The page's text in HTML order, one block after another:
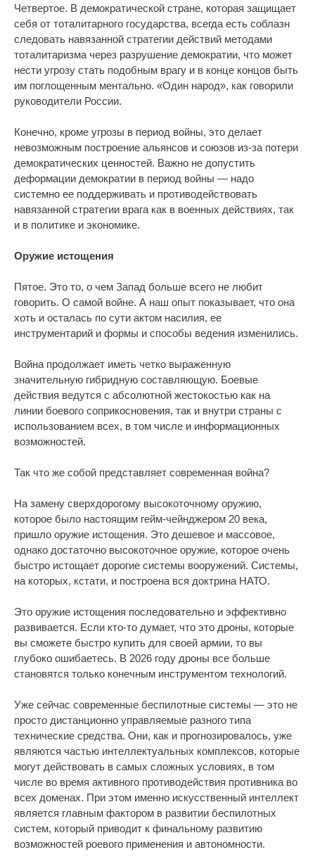
Четвертое. В демократической стране, которая защищает
себя от тоталитарного государства, всегда есть соблазн
следовать навязанной стратегии действий методами
тоталитаризма через разрушение демократии, что может
нести угрозу стать подобным врагу и в конце концов быть
им поглощенным ментально. «Один народ», как говорили
руководители России.
Конечно, кроме угрозы в период войны, это делает
невозможным построение альянсов и союзов из-за потери
демократических ценностей. Важно не допустить
деформации демократии в период войны — надо
системно ее поддерживать и противодействовать
навязанной стратегии врага как в военных действиях, так
и в политике и экономике.
Оружие истощения
Пятое. Это то, о чем Запад больше всего не любит
говорить. О самой войне. А наш опыт показывает, что она
хоть и осталась по сути актом насилия, ее
инструментарий и формы и способы ведения изменились.
Война продолжает иметь четко выраженную
значительную гибридную составляющую. Боевые
действия ведутся с абсолютной жестокостью как на
линии боевого соприкосновения, так и внутри страны с
использованием всех, в том числе и информационных
возможностей.
Так что же собой представляет современная война?
На замену сверхдорогому высокоточному оружию,
которое было настоящим гейм-чейнджером 20 века,
пришло оружие истощения. Это дешевое и массовое,
однако достаточно высокоточное оружие, которое очень
быстро истощает дорогие системы вооружений. Системы,
на которых, кстати, и построена вся доктрина НАТО.
Это оружие истощения последовательно и эффективно
развивается. Если кто-то думает, что это дроны, которые
вы сможете быстро купить для своей армии, то вы
глубоко ошибаетесь. В 2026 году дроны все больше
становятся только конечным инструментом технологий.
Уже сейчас современные беспилотные системы — это не
просто дистанционно управляемые разного типа
технические средства. Они, как и прогнозировалось, уже
являются частью интеллектуальных комплексов, которые
могут действовать в самых сложных условиях, в том
числе во время активного противодействия противника во
всех доменах. При этом именно искусственный интеллект
является главным фактором в развитии беспилотных
систем, который приводит к финальному развитию
возможностей роевого применения и автономности.